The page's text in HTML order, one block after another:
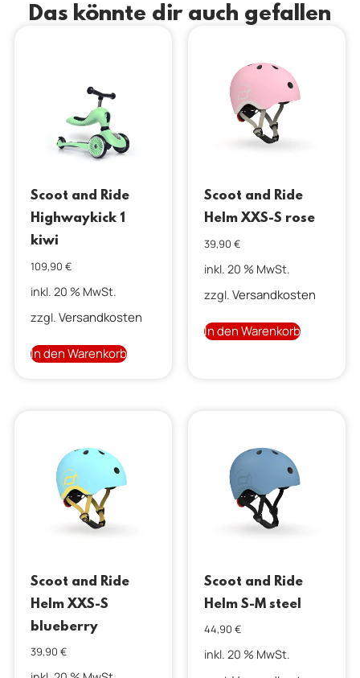
Das könnte dir auch gefallen
Scoot and Ride
Highwaykick 1
kiwi
109,90 €
inkl. 20 % MwSt.
zzgl. Versandkosten
In den Warenkorb
Scoot and Ride
Helm XXS-S rose
39,90 €
inkl. 20 % MwSt.
zzgl. Versandkosten
In den Warenkorb
Scoot and Ride
Helm XXS-S
blueberry
39,90 €
Scoot and Ride
Helm S-M steel
44,90 €
inkl. 20 % MwSt.